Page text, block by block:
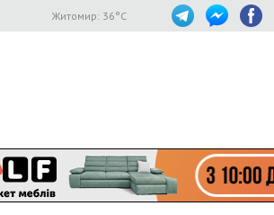
Житомир: 36°C